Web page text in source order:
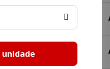
unidade